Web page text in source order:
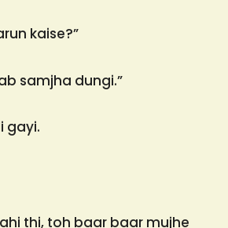
kaise?”
samjha dungi.”
gayi.
thi, toh baar baar mujhe